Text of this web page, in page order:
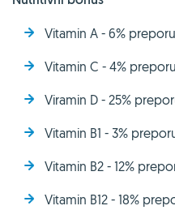
Vitamin A - 6%
Vitamin C - 4%
Viramin D - 25%
Vitamin B1 - 3%
Vitamin B2 - 12%
Vitamin B12 - 18%